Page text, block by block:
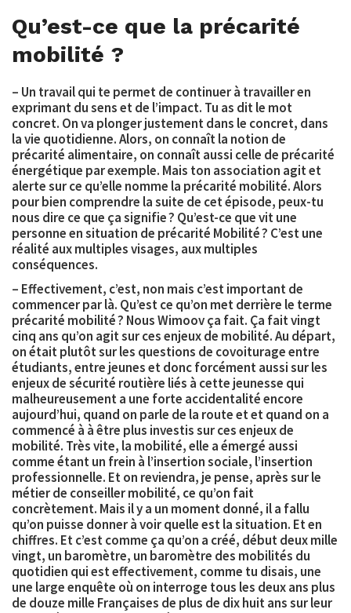
Qu’est-ce que la précarité
mobilité ?
– Un travail qui te permet de continuer à travailler en
exprimant du sens et de l’impact. Tu as dit le mot
concret. On va plonger justement dans le concret, dans
la vie quotidienne. Alors, on connaît la notion de
précarité alimentaire, on connaît aussi celle de précarité
énergétique par exemple. Mais ton association agit et
alerte sur ce qu’elle nomme la précarité mobilité. Alors
pour bien comprendre la suite de cet épisode, peux-tu
nous dire ce que ça signifie ? Qu’est-ce que vit une
personne en situation de précarité Mobilité ? C’est une
réalité aux multiples visages, aux multiples
conséquences.
– Effectivement, c’est, non mais c’est important de
commencer par là. Qu’est ce qu’on met derrière le terme
précarité mobilité ? Nous Wimoov ça fait. Ça faitvingt
cinq ans qu’on agitsur ces enjeux de mobilité. Au départ,
on était plutôt sur les questions de covoiturage entre
étudiants, entre jeunes et donc forcément aussi sur les
enjeux de sécurité routière liés à cette jeunesse qui
malheureusement a une forte accidentalité encore
aujourd’hui, quand on parle de la route et et quand on a
commencé à à être plus investis sur ces enjeux de
mobilité. Très vite, la mobilité, elle a émergé aussi
comme étant un frein à l’insertion sociale, l’insertion
professionnelle. Et on reviendra, je pense, après sur le
métier de conseiller mobilité, ce qu’on fait
concrètement. Mais il y a un moment donné, il a fallu
qu’on puisse donner à voir quelle est la situation. Et en
chiffres. Et c’est comme ça qu’on a créé, début deux mille
vingt, un baromètre, un baromètre des mobilités du
quotidien qui est effectivement, comme tu disais, une
une large enquête où on interroge tous les deux ans plus
de douze mille Françaises de plus de dix huit ans sur leur